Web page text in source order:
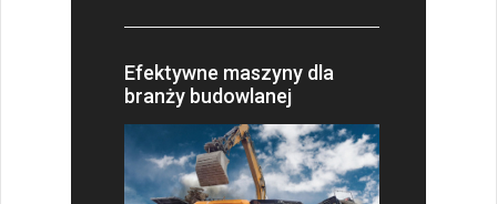
Efektywne maszyny dla
branży budowlanej